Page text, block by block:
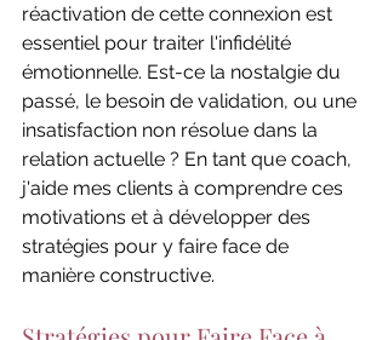
réactivation de cette connexion est
essentiel pour traiter l'infidélité
émotionnelle. Est-ce la nostalgie du
passé, le besoin de validation, ou une
insatisfaction non résolue dans la
relation actuelle ? En tant que coach,
j'aide mes clients à comprendre ces
motivations et à développer des
stratégies pour y faire face de
manière constructive.